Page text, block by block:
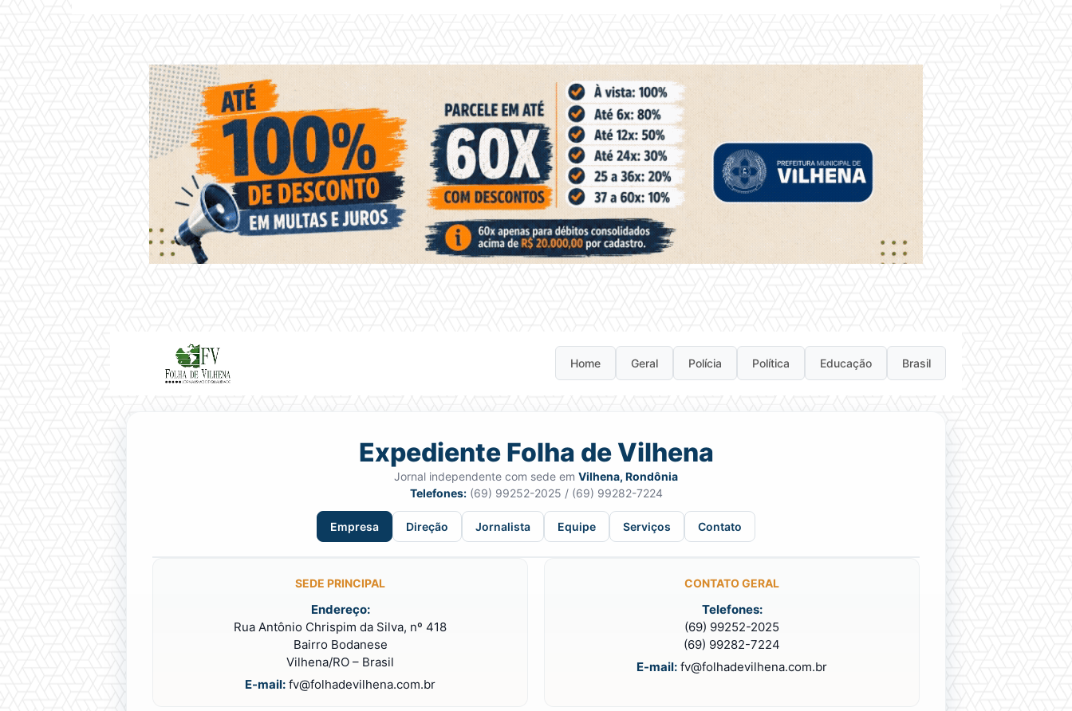
Home Geral Polícia Política Educação Brasil
Expediente Folha de Vilhena
Jornal independente com sede em Vilhena, Rondônia
Telefones:(69) 99252-2025 / (69) 99282-7224
Empresa Direção Jornalista Equipe Serviços Contato
SEDE PRINCIPAL
Endereço:
Rua Antônio Chrispim da Silva, nº 418
Bairro Bodanese
Vilhena/RO – Brasil
E-mail: fv@folhadevilhena.com.br
CONTATO GERAL
Telefones:
(69) 99252-2025
(69) 99282-7224
E-mail: fv@folhadevilhena.com.br